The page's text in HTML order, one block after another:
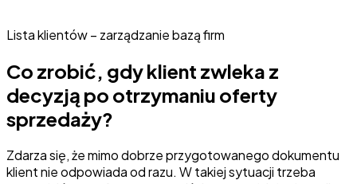
Lista klientów – zarządzanie bazą firm
Co zrobić, gdy klient zwleka z
decyzją po otrzymaniu oferty
sprzedaży?
Zdarza się, że mimo dobrze przygotowanego dokumentu
klient nie odpowiada od razu. W takiej sytuacji trzeba